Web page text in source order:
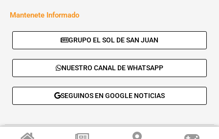
Mantenete Informado
GRUPO EL SOL DE SAN JUAN
NUESTRO CANAL DE WHATSAPP
SEGUINOS EN GOOGLE NOTICIAS